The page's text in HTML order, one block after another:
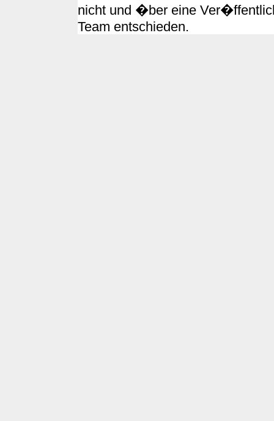
nicht und �ber eine
Team entschieden.